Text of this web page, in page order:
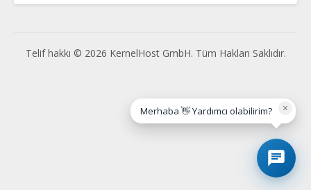
Telif hakkı © 2026 KernelHost GmbH. Tüm Hakları Saklıdır.
×
Merhaba 👋 Yardımcı olabilirim?